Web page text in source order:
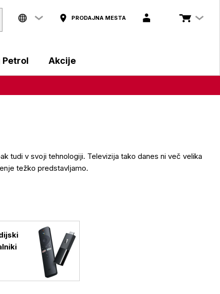
PRODAJNA MESTA
Petrol Akcije
tudi v svoji tehnologiji. Televizija tako danes ni več velika
težko predstavljamo.